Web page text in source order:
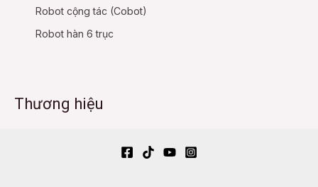
Robot cộng tác (Cobot)
Robot hàn 6 trục
Thương hiệu